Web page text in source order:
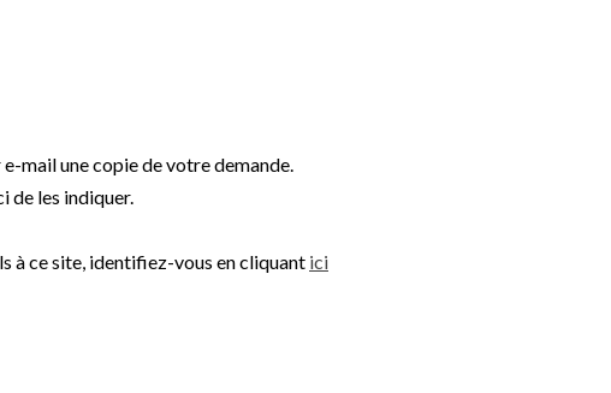
mail une copie de votre demande.
de les indiquer.
à ce site, identifiez-vous en cliquant ici